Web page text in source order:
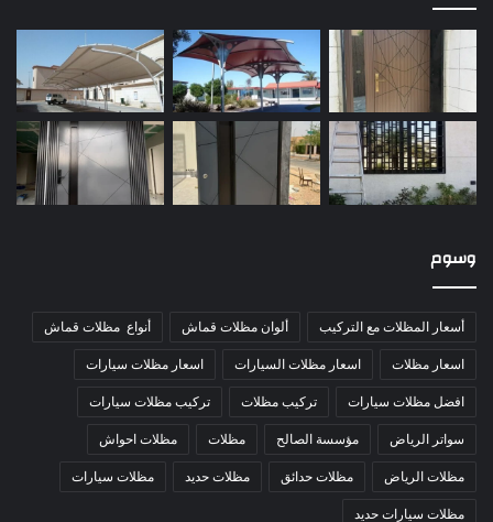
وسوم
أسعار المظلات مع التركيب ألوان مظلات قماش أنواع مظلات قماش
اسعار مظلات اسعار مظلات السيارات اسعار مظلات سيارات
افضل مظلات سيارات تركيب مظلات تركيب مظلات سيارات
سواتر الرياض مؤسسة الصالح مظلات مظلات احواش
مظلات الرياض مظلات حدائق مظلات حديد مظلات سيارات
مظلات سيارات حديد